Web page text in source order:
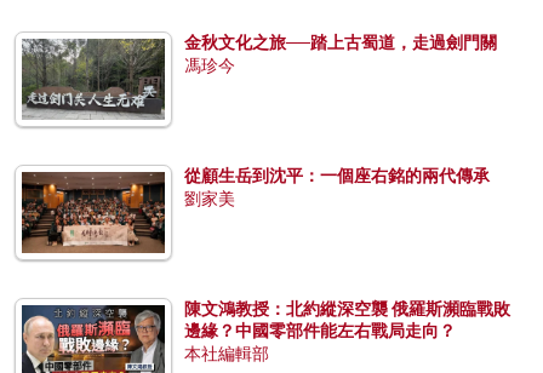
金秋文化之旅──踏上古蜀道，走過劍門關
馮珍今
從顧生岳到沈平：一個座右銘的兩代傳承
劉家美
陳文鴻教授：北約縱深空襲 俄羅斯瀕臨戰敗
邊緣？中國零部件能左右戰局走向？
本社編輯部